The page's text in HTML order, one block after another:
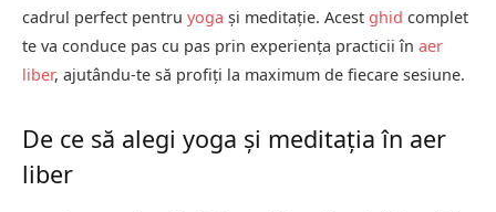
cadrul perfect pentru yoga și meditație. Acest ghid complet
te va conduce pas cu pas prin experiența practicii în aer
liber, ajutându-te să profiți la maximum de fiecare sesiune.
De ce să alegi yoga și meditația în aer
liber